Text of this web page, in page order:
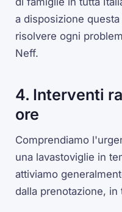
a disposizione
risolvere ogni
Neff.
4. Interventi
ore
Comprendiamo
una lavastoviglie in
attiviamo
dalla prenotazione,